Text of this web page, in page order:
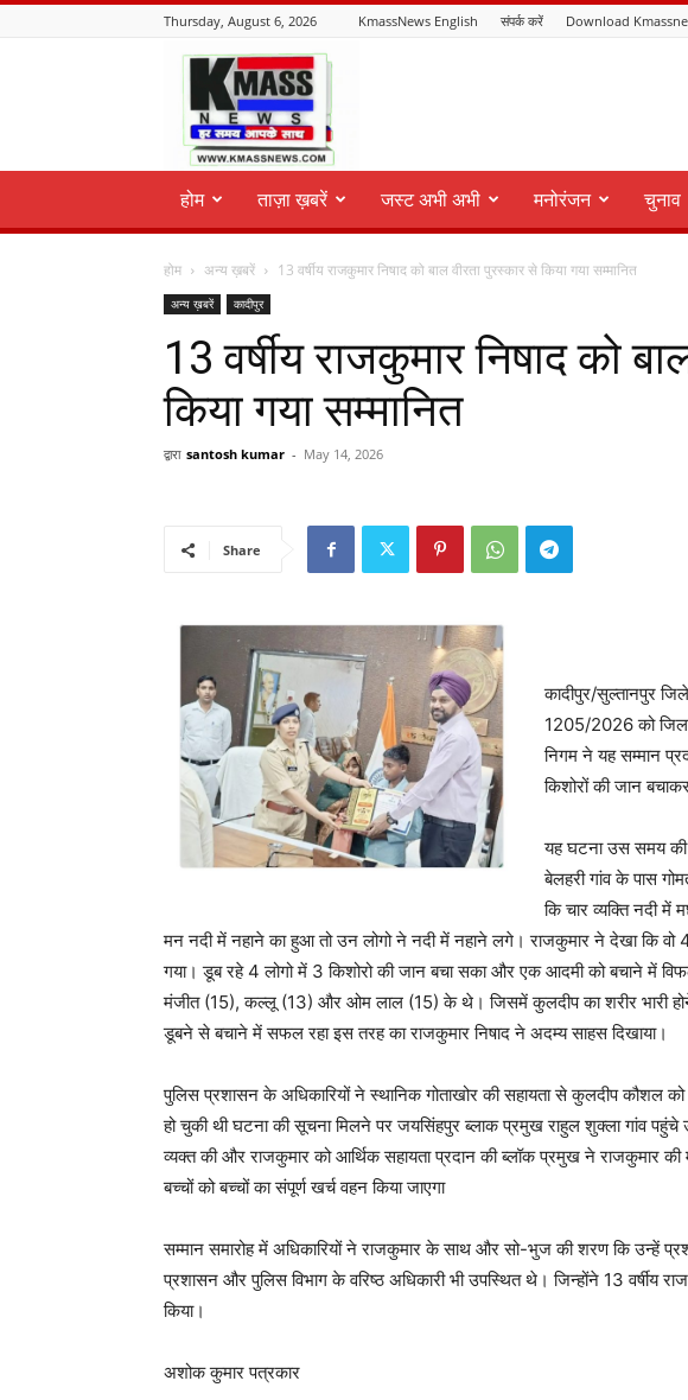
Thursday, August 6, 2026 KmassNews English संपर्क करें Download
KmassNews
होम ताज़ा ख़बरें जस्ट अभी अभी मनोरंजन चुनाव
होम अन्य ख़बरें 13 वर्षीय राजकुमार निषाद को बाल वीरता पुरस्कार से किया गया सम्मानित
अन्य ख़बरें कादीपुर
13 वर्षीय राजकुमार निषाद को
किया गया सम्मानित
द्वारा santosh kumar - May 14, 2026
Share
कादीपुर/सुल्तानपुर
1205/2026 को
निगम ने यह सम्मान
किशोरों की जान
यह घटना उस समय की
बेलहरी गांव के पास
कि चार व्यक्ति नदी
मन नदी में नहाने का हुआ तो उन लोगो ने नदी में नहाने लगे। राजकुमार ने देखा कि वो
गया। डूब रहे 4 लोगो में 3 किशोरो की जान बचा सका और एक आदमी को बचाने में
मंजीत (15), कल्लू (13) और ओम लाल (15) के थे। जिसमें कुलदीप का शरीर भारी होने
डूबने से बचाने में सफल रहा इस तरह का राजकुमार निषाद ने अदम्य साहस दिखाया।
पुलिस प्रशासन के अधिकारियों ने स्थानिक गोताखोर की सहायता से कुलदीप कौशल
हो चुकी थी घटना की सूचना मिलने पर जयसिंहपुर ब्लाक प्रमुख राहुल शुक्ला गांव पहुंचे
व्यक्त की और राजकुमार को आर्थिक सहायता प्रदान की ब्लॉक प्रमुख ने राजकुमार की
बच्चों को बच्चों का संपूर्ण खर्च वहन किया जाएगा
सम्मान समारोह में अधिकारियों ने राजकुमार के साथ और सो-भुज की शरण कि उन्हें
प्रशासन और पुलिस विभाग के वरिष्ठ अधिकारी भी उपस्थित थे। जिन्होंने 13 वर्षीय
किया।
अशोक कुमार पत्रकार